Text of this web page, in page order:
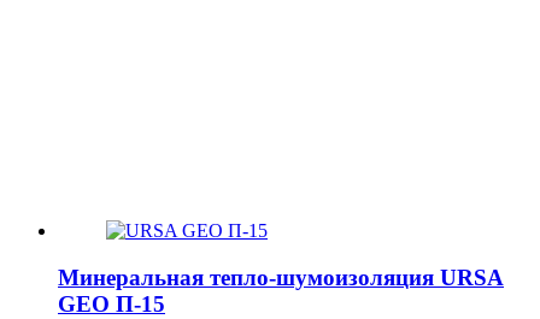
Минеральная тепло-шумоизоляция URSA
GEO П-15